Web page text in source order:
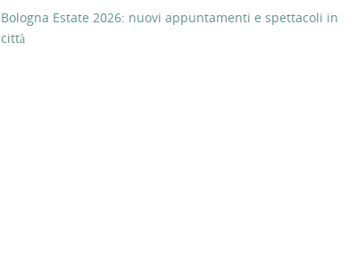
Bologna Estate 2026: nuovi appuntamenti e spettacoli in
città